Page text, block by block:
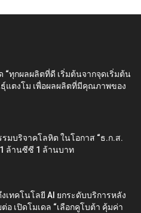
“ทุกผลผลิตที่ดี เริ่มต้นจากจุดเริ่มต้น
แตงโม เพื่อผลผลิตที่มีคุณภาพของ
รมบริจาคโลหิต ในโอกาส “ธ.ก.ส.
ล้านซีซี 1 ล้านบาท
เทคโนโลยี AI ยกระดับบริการหลัง
อ เปิดโมเดล “เลือกคูโบต้า คุ้มค่า